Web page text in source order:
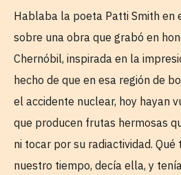
Hablaba la poeta Patti Smith en
sobre una obra que grabó en
Chernóbil, inspirada en la
hecho de que en esa región de
el accidente nuclear, hoy hayan
que producen frutas hermosas
ni tocar por su radiactividad.
nuestro tiempo, decía ella, y